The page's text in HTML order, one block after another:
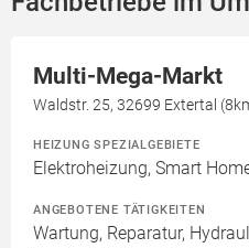
Multi-Mega-Markt
Waldstr. 25, 32699 Extertal
HEIZUNG SPEZIALGEBIETE
Elektroheizung, Smart
ANGEBOTENE TÄTIGKEITEN
Wartung, Reparatur,